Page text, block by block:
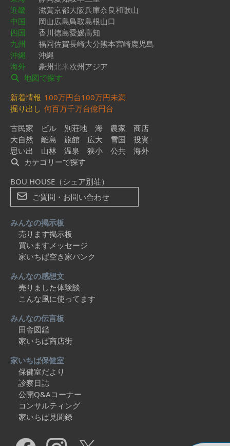
近畿
滋賀京都大阪兵庫奈良和歌山
中国
岡山広島鳥取島根山口
四国
香川徳島愛媛高知
九州
福岡佐賀長崎大分熊本宮崎鹿児島
沖縄
沖縄
海外
豪州北米欧州アジア
地図で探す
新着情報 100万円台100万円未満
掘り出し 何百万千万台億円台
古民家
ビル 別荘地 海 農家
商店
大自然
離島 旅館 広大 雪国
投資
思い出
山林 温泉 狭小 公共
海外
カテゴリーで探す
BOU HOUSE（シェア別荘）
ご質問・お問い合わせ
みんなの掲示板
売ります掲示板
買いますメッセージ
家いちば空き家バンク
みんなの感想文
売りました体験談
こんな風に使ってます
みんなの伝言板
田舎図鑑
家いちば商店街
家いちば保健室
保健室だより
診察日誌
公開Q&Aコーナー
コンサルティング
家いちば見聞録